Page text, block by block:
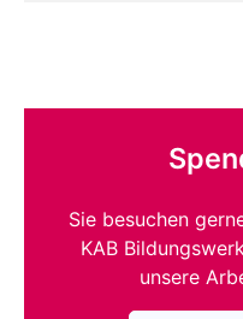
Sie besuchen
KAB
unsere